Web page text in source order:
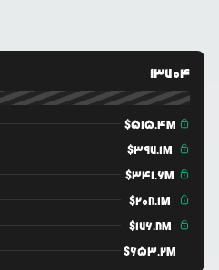
13704
$515.4M
$397.1M
$341.6M
$208.1M
$176.8M
$653.2M